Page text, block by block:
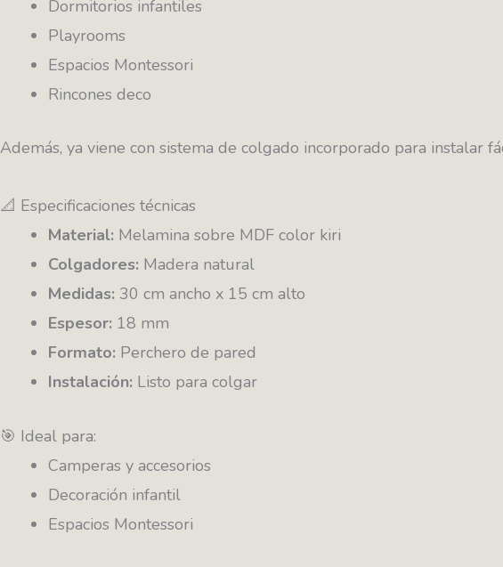
Dormitorios infantiles
Playrooms
Espacios Montessori
Rincones deco
Además, ya viene con sistema de colgado incorporado para instalar
📐 Especificaciones técnicas
Material: Melamina sobre MDF color kiri
Colgadores: Madera natural
Medidas: 30 cm ancho x 15 cm alto
Espesor: 18 mm
Formato: Perchero de pared
Instalación: Listo para colgar
🎯 Ideal para:
Camperas y accesorios
Decoración infantil
Espacios Montessori